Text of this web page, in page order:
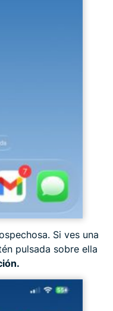
Si ves una
pulsada sobre ella